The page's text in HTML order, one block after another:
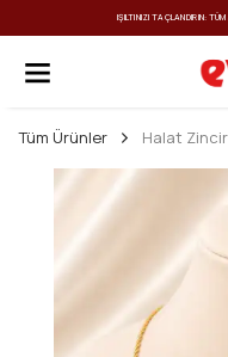
IŞILTINIZI TAÇLANDIRIN:
Tüm Ürünler Halat Zincir